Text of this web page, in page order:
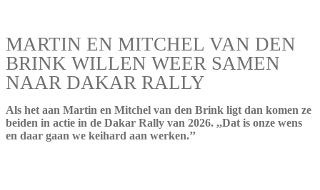
MARTIN EN MITCHEL VAN DEN
BRINK WILLEN WEER SAMEN
NAAR DAKAR RALLY
Als het aan Martin en Mitchel van den Brink ligt dan komen ze
beiden in actie in de Dakar Rally van 2026. ,,Dat is onze wens
en daar gaan we keihard aan werken.’’